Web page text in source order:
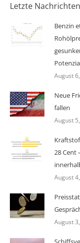
Letzte Nachrichten
Benzin
August
Neue
fallen
August
28 Cent
August
August